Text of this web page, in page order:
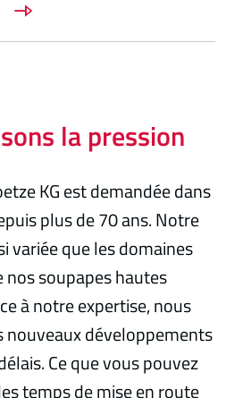
la pression
KG est demandée dans
plus de 70 ans. Notre
variée que les domaines
soupapes hautes
à notre expertise, nous
développements
Ce que vous pouvez
temps de mise en route